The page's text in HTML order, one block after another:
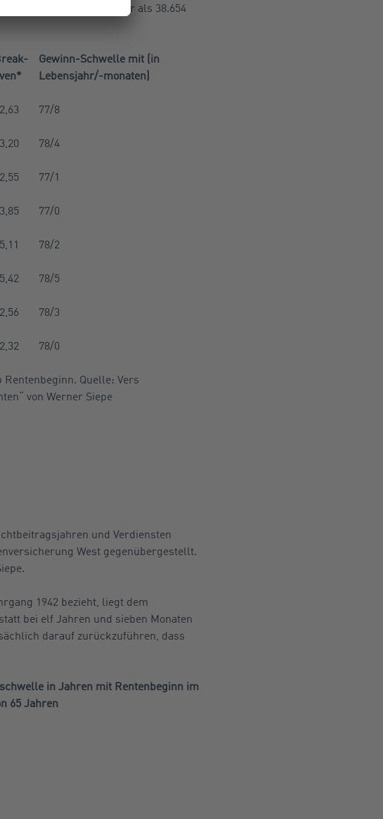
Euro und 1990 mehr als 38.654
Gewinn-Schwelle mit (in
Lebensjahr/-monaten)
Quelle: Vers
von Werner Siepe
77/8
78/4
77/1
77/0
78/2
78/5
78/3
78/0
und Verdiensten
West gegenübergestellt.
1942 bezieht, liegt dem
bei elf Jahren und sieben Monaten
darauf zurückzuführen, dass
in Jahren mit Rentenbeginn im
65 Jahren